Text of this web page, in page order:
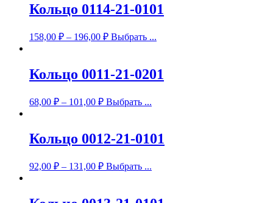
Кольцо 0114-21-0101
158,00 ₽ – 196,00 ₽ Выбрать ...
Кольцо 0011-21-0201
68,00 ₽ – 101,00 ₽ Выбрать ...
Кольцо 0012-21-0101
92,00 ₽ – 131,00 ₽ Выбрать ...